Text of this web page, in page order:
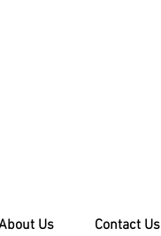
Us Contact Us